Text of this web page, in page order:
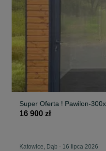
Super Oferta ! Pawilon-
16 900 zł
Katowice, Dąb - 16 lipca 2026